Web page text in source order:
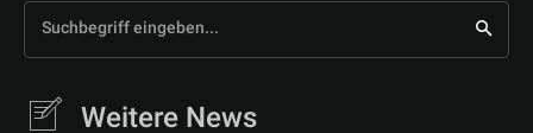
Suchbegriff eingeben...
Weitere News